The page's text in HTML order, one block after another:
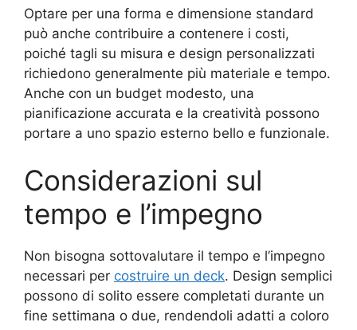
Optare per una forma e dimensione standard
può anche contribuire a contenere i costi,
poiché tagli su misura e design personalizzati
richiedono generalmente più materiale e tempo.
Anche con un budget modesto, una
pianificazione accurata e la creatività possono
portare a uno spazio esterno bello e funzionale.
Considerazioni sul
tempo e l’impegno
Non bisogna sottovalutare il tempo e l’impegno
necessari per costruire un deck. Design semplici
possono di solito essere completati durante un
fine settimana o due, rendendoli adatti a coloro